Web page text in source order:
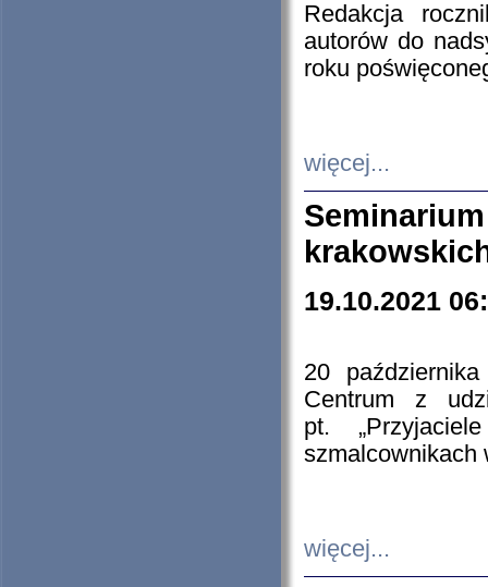
Redakcja
autorów do
roku
więcej...
19.10.2021
20
Centrum z
pt.
szmalcownikach
więcej...